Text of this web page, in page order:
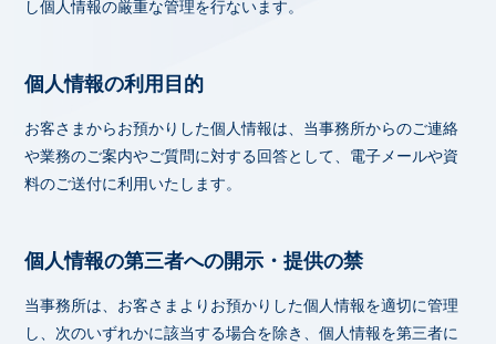
し個人情報の厳重な管理を行ないます。
個人情報の利用目的
お客さまからお預かりした個人情報は、当事務所からのご連絡
や業務のご案内やご質問に対する回答として、電子メールや資
料のご送付に利用いたします。
個人情報の第三者への開示・提供の禁
当事務所は、お客さまよりお預かりした個人情報を適切に管理
し、次のいずれかに該当する場合を除き、個人情報を第三者に